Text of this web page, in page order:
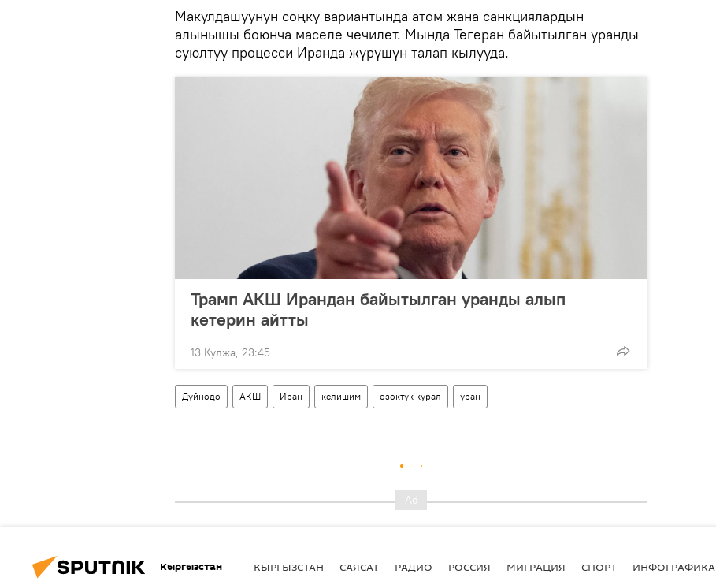
Макулдашуунун соңку вариантында атом жана санкциялардын
алынышы боюнча маселе чечилет. Мында Тегеран байытылган уранды
суюлтуу процесси Иранда жүрүшүн талап кылууда.
Трамп АКШ Ирандан байытылган уранды алып
кетерин айтты
13 Кулжа, 23:45
Дүйнөдө АКШ Иран келишим өзөктүк курал уран
Кыргызстан КЫРГЫЗСТАН САЯСАТ РАДИО РОССИЯ МИГРАЦИЯ СПОРТ ИНФОГРАФИКА